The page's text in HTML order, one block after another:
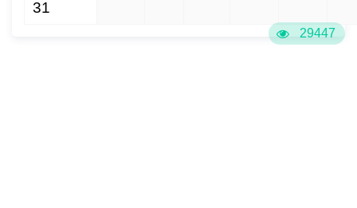
29447
31